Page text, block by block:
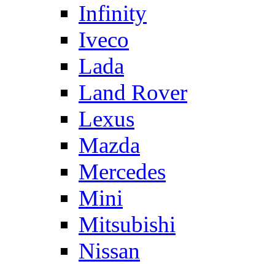
Infinity
Iveco
Lada
Land Rover
Lexus
Mazda
Mercedes
Mini
Mitsubishi
Nissan